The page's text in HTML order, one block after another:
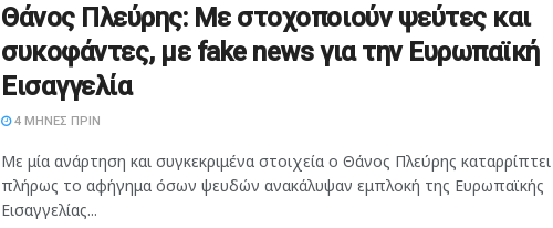
Θάνος Πλεύρης: Με στοχοποιούν ψεύτες και
συκοφάντες, με fake news για την Ευρωπαϊκή
Εισαγγελία
4 ΜΉΝΕΣ ΠΡΙΝ
Με μία ανάρτηση και συγκεκριμένα στοιχεία ο Θάνος Πλεύρης καταρρίπτει
πλήρως το αφήγημα όσων ψευδών ανακάλυψαν εμπλοκή της Ευρωπαϊκής
Εισαγγελίας...